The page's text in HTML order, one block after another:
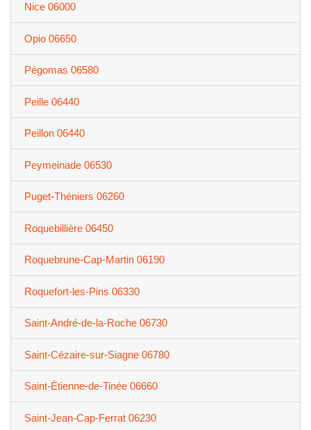
Nice 06000
Opio 06650
Pégomas 06580
Peille 06440
Peillon 06440
Peymeinade 06530
Puget-Théniers 06260
Roquebillière 06450
Roquebrune-Cap-Martin 06190
Roquefort-les-Pins 06330
Saint-André-de-la-Roche 06730
Saint-Cézaire-sur-Siagne 06780
Saint-Étienne-de-Tinée 06660
Saint-Jean-Cap-Ferrat 06230